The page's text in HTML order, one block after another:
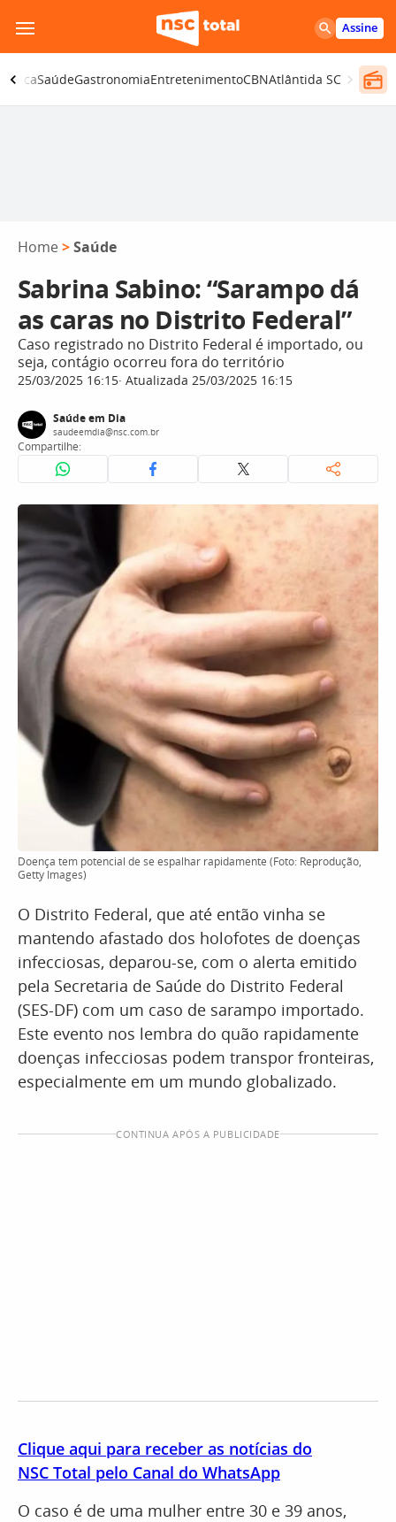
para
o
conteúdo
Assine
SaúdeGastronomiaEntretenimentoCBNAtlântida SC
Home >Saúde
Sabrina Sabino: “Sarampo dá
as caras no Distrito Federal”
Caso registrado no Distrito Federal é importado, ou
seja, contágio ocorreu fora do território
25/03/2025 16:15 Atualizada 25/03/2025 16:15
Saúde em Dia
saudeemdia@nsc.com.br
Compartilhe:
Doença tem potencial de se espalhar rapidamente (Foto: Reprodução,
Getty Images)
O Distrito Federal, que até então vinha se
mantendo afastado dos holofotes de doenças
infecciosas, deparou-se, com o alerta emitido
pela Secretaria de Saúde do Distrito Federal
(SES-DF) com um caso de sarampo importado.
Este evento nos lembra do quão rapidamente
doenças infecciosas podem transpor fronteiras,
especialmente em um mundo globalizado.
CONTINUA APÓS A PUBLICIDADE
Clique aqui para receber as notícias do
NSC Total pelo Canal do WhatsApp
O caso é de uma mulher entre 30 e 39 anos,